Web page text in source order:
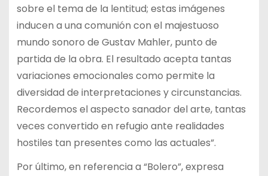
sobre el tema de la lentitud; estas imágenes
inducen a una comunión con el majestuoso
mundo sonoro de Gustav Mahler, punto de
partida de la obra. El resultado acepta tantas
variaciones emocionales como permite la
diversidad de interpretaciones y circunstancias.
Recordemos el aspecto sanador del arte, tantas
veces convertido en refugio ante realidades
hostiles tan presentes como las actuales”.
Por último, en referencia a “Bolero”, expresa